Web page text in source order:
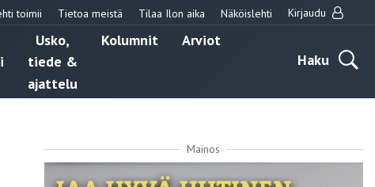
toimii Tietoa meistä Tilaa Ilon aika Näköislehti Kirjaudu
Usko,
tiede &
ajattelu
Kolumnit
Arviot
Haku
Mainos